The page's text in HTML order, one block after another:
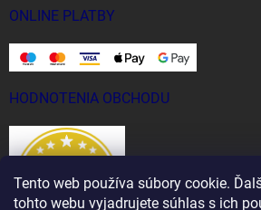
Tento web používa súbory cookie.
tohto webu vyjadrujete súhlas s ich
ONLINE PLATBY
HODNOTENIA OBCHODU